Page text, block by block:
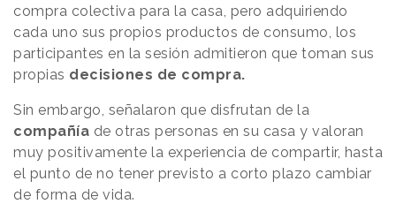
compra colectiva para la casa, pero adquiriendo
cada uno sus propios productos de consumo, los
participantes en la sesión admitieron que toman sus
propias decisiones de compra.
Sin embargo, señalaron que disfrutan de la
compañía de otras personas en su casa y valoran
muy positivamente la experiencia de compartir, hasta
el punto de no tener previsto a corto plazo cambiar
de forma de vida.